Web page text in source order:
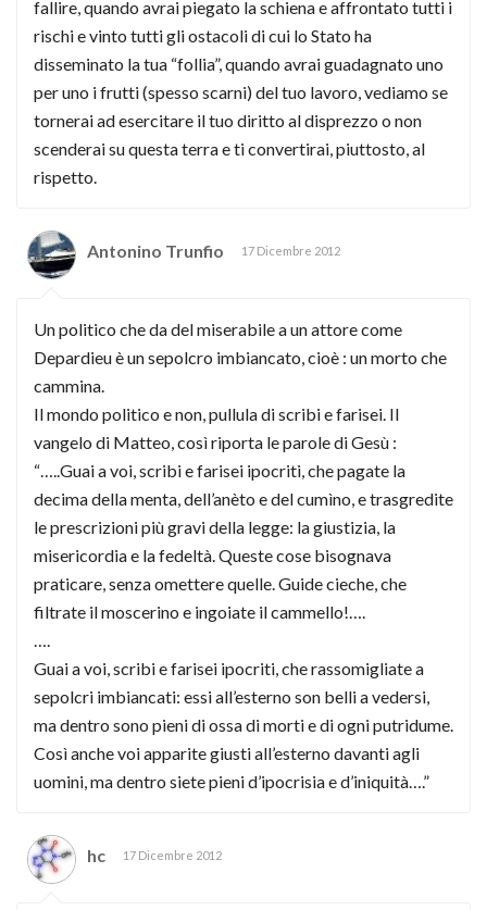
fallire, quando avrai piegato la schiena e affrontato tutti i
rischi e vinto tutti gli ostacoli di cui lo Stato ha
disseminato la tua “follia”, quando avrai guadagnato uno
per uno i frutti (spesso scarni) del tuo lavoro, vediamo se
tornerai ad esercitare il tuo diritto al disprezzo o non
scenderai su questa terra e ti convertirai, piuttosto, al
rispetto.
Antonino Trunfio 17 Dicembre 2012
Un politico che da del miserabile a un attore come
Depardieu è un sepolcro imbiancato, cioè : un morto che
cammina.
Il mondo politico e non, pullula di scribi e farisei. Il
vangelo di Matteo, così riporta le parole di Gesù :
“…..Guai a voi, scribi e farisei ipocriti, che pagate la
decima della menta, dell’anèto e del cumìno, e trasgredite
le prescrizioni più gravi della legge: la giustizia, la
misericordia e la fedeltà. Queste cose bisognava
praticare, senza omettere quelle. Guide cieche, che
filtrate il moscerino e ingoiate il cammello!….
Guai a voi, scribi e farisei ipocriti, che rassomigliate a
sepolcri imbiancati: essi all’esterno son belli a vedersi,
ma dentro sono pieni di ossa di morti e di ogni putridume.
Così anche voi apparite giusti all’esterno davanti agli
uomini, ma dentro siete pieni d’ipocrisia e d’iniquità….”
hc 17 Dicembre 2012